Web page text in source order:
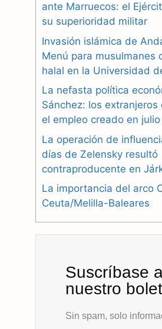
c
b
o
o
k
l
g
r
a
m
a
s
A
p
p
ante Marruecos: el
su superioridad militar
Invasión islámica de
Menú para musulmanes
halal en la Universidad
La nefasta política
Sánchez: los
el empleo creado en julio
La operación de
días de Zelensky resultó
contraproducente en
La importancia del arco
Ceuta/Melilla-Baleares
Suscríbase
nuestro
Sin spam, solo